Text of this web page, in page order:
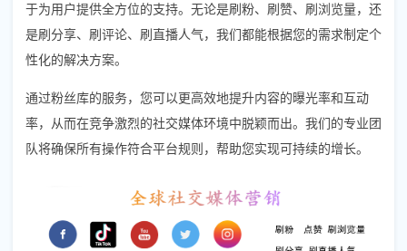
于为用户提供全方位的支持。无论是刷粉、刷赞、刷浏览量，还
是刷分享、刷评论、刷直播人气，我们都能根据您的需求制定个
性化的解决方案。
通过粉丝库的服务，您可以更高效地提升内容的曝光率和互动
率，从而在竞争激烈的社交媒体环境中脱颖而出。我们的专业团
队将确保所有操作符合平台规则，帮助您实现可持续的增长。